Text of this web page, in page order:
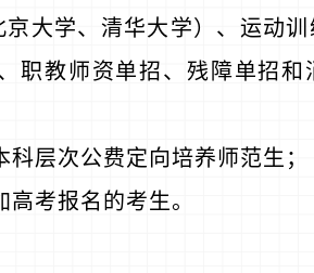
大学、清华大学）、运动
职教师资单招、残障单招和
层次公费定向培养师范生；
考报名的考生。